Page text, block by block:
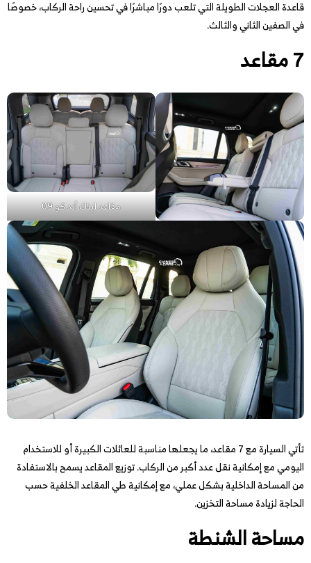
قاعدة العجلات الطويلة التي تلعب دورًا مباشرًا في تحسين راحة الركاب، خصوصًا
في الصفين الثاني والثالث.
7 مقاعد
مقاعد لينك أند كو 09
تأتي السيارة مع 7 مقاعد، ما يجعلها مناسبة للعائلات الكبيرة أو للاستخدام
اليومي مع إمكانية نقل عدد أكبر من الركاب. توزيع المقاعد يسمح بالاستفادة
من المساحة الداخلية بشكل عملي، مع إمكانية طي المقاعد الخلفية حسب
الحاجة لزيادة مساحة التخزين.
مساحة الشنطة